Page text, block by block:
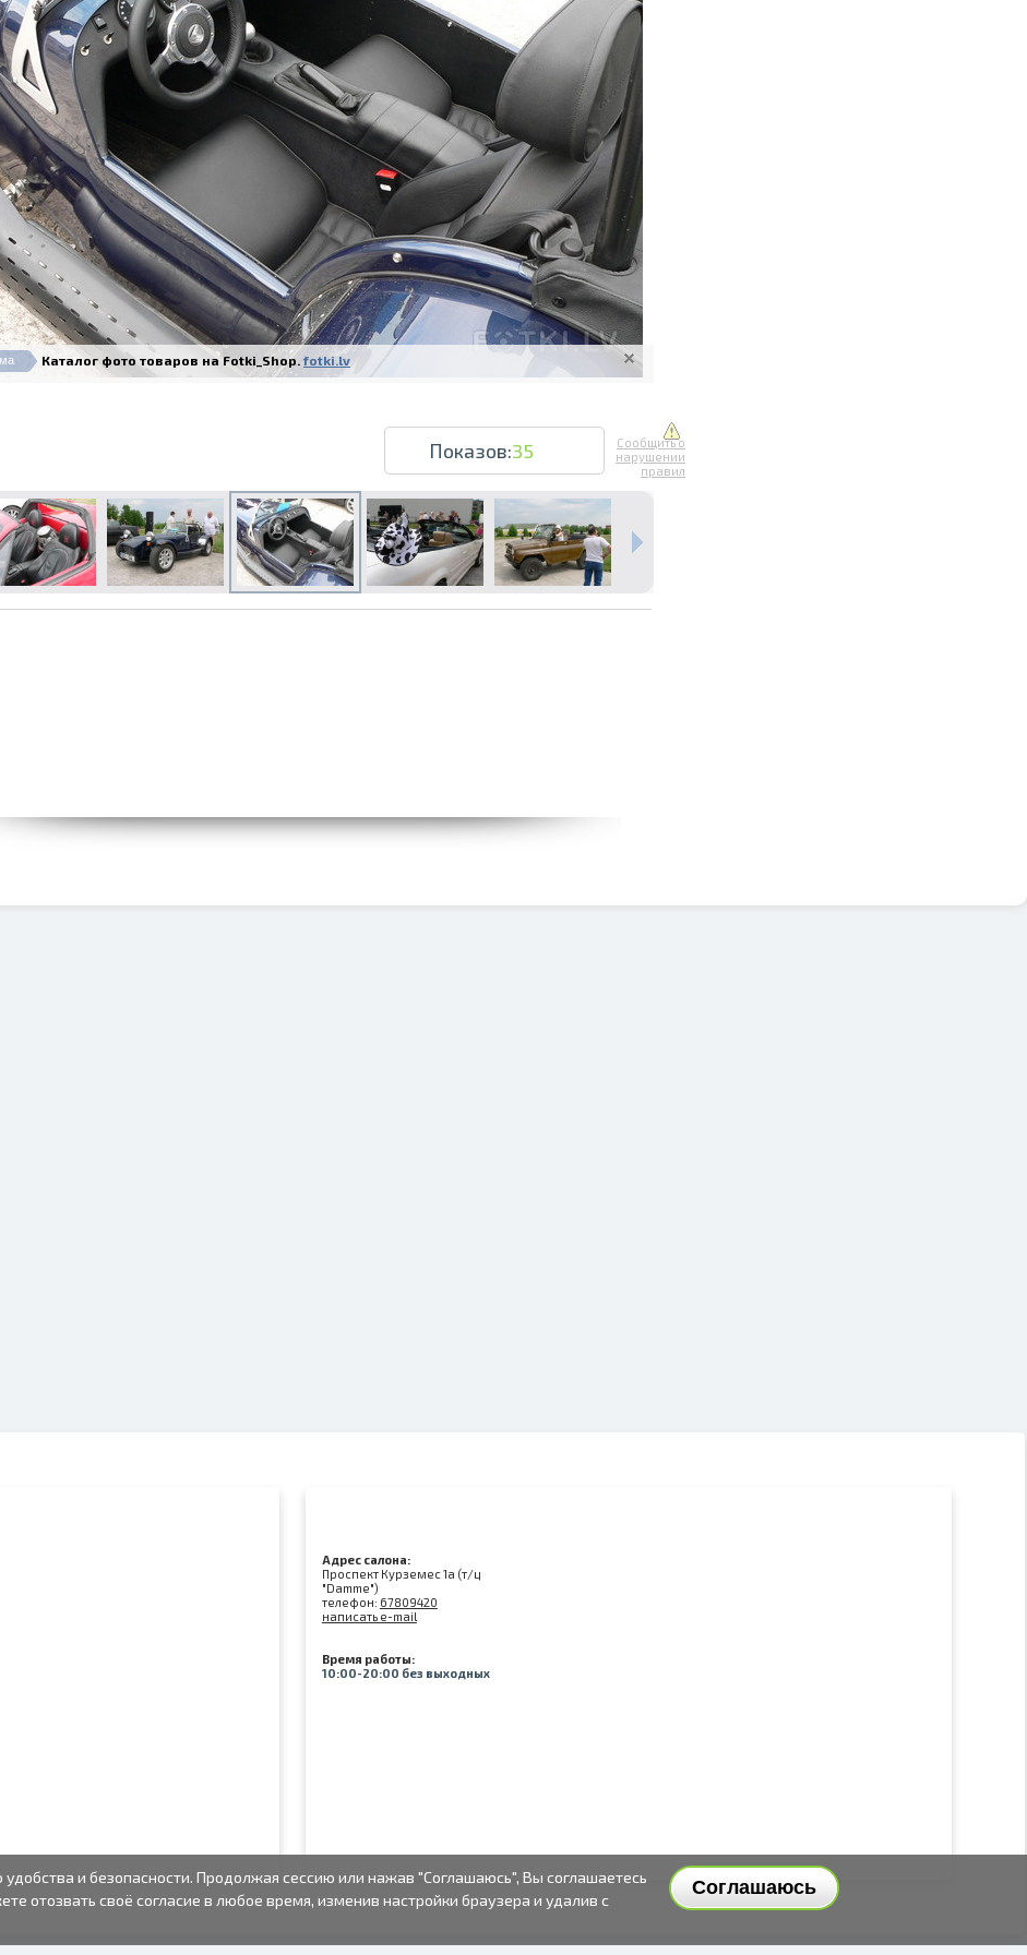
Печать в течение 1 часа в Риге – закажите онлайн
Различные форматы и виды бумаги для ваших фотографий
Доставка по всей Латвии или самовывоз
Каталог фото товаров на Fotki_Shop. fotki.lv
Показов:35
Сообщить о
нарушении
правил
Адрес салона:
Проспект Курземес 1а (т/ц
"Damme")
телефон: 67809420
написать e-mail
Время работы:
10:00-20:00 без выходных
Соглашаюсь
и безопасности. Продолжая сессию или нажав "Соглашаюсь", Вы соглашаетесь
отозвать своё согласие в любое время, изменив настройки браузера и удалив с